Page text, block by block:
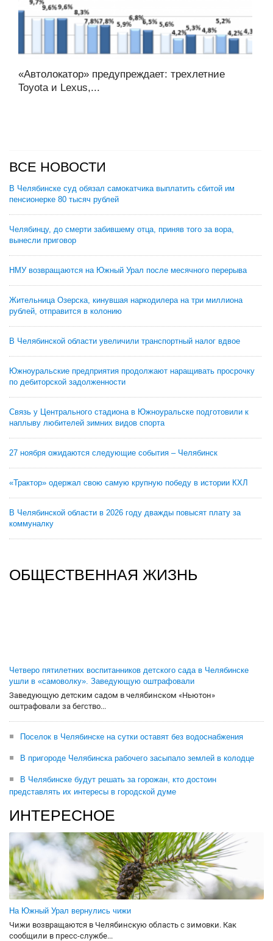
«Автолокатор» предупреждает: трехлетние
Toyota и Lexus,...
ВСЕ НОВОСТИ
В Челябинске суд обязал самокатчика выплатить сбитой им
пенсионерке 80 тысяч рублей
Челябинцу, до смерти забившему отца, приняв того за вора,
вынесли приговор
НМУ возвращаются на Южный Урал после месячного перерыва
Жительница Озерска, кинувшая наркодилера на три миллиона
рублей, отправится в колонию
В Челябинской области увеличили транспортный налог вдвое
Южноуральские предприятия продолжают наращивать просрочку
по дебиторской задолженности
Связь у Центрального стадиона в Южноуральске подготовили к
наплыву любителей зимних видов спорта
27 ноября ожидаются следующие события – Челябинск
«Трактор» одержал свою самую крупную победу в истории КХЛ
В Челябинской области в 2026 году дважды повысят плату за
коммуналку
ОБЩЕСТВЕННАЯ ЖИЗНЬ
Четверо пятилетних воспитанников детского сада в Челябинске
ушли в «самоволку». Заведующую оштрафовали
Заведующую детским садом в челябинском «Ньютон»
оштрафовали за бегство...
Поселок в Челябинске на сутки оставят без водоснабжения
В пригороде Челябинска рабочего засыпало землей в колодце
В Челябинске будут решать за горожан, кто достоин
представлять их интересы в городской думе
ИНТЕРЕСНОЕ
На Южный Урал вернулись чижи
Чижи возвращаются в Челябинскую область с зимовки. Как
сообщили в пресс-службе...